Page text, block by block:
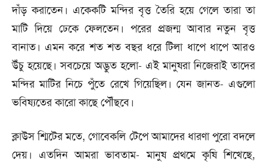
দাঁড় করাতেন। একেকটি মন্দির বৃত্ত তৈরি হয়ে গেলে তারা তা
মাটি দিয়ে ঢেকে ফেলতেন। পরের প্রজন্ম আবার নতুন বৃত্ত
বানাত। এমন করে শত শত বছর ধরে টিলা ধাপে ধাপে আরও
উঁচু হয়েছে। সবচেয়ে অদ্ভুত হলো- এই মানুষরা নিজেরাই তাদের
মন্দির মাটির নিচে পুঁতে রেখে গিয়েছিল। যেন জানত- এগুলো
ভবিষ্যতের কারো কাছে পৌঁছবে।
ক্লাউস শ্মিটের মতে, গোবেকলি টেপে আমাদের ধারণা পুরো বদলে
দেয়। এতদিন আমরা ভাবতাম- মানুষ প্রথমে কৃষি শিখেছে,